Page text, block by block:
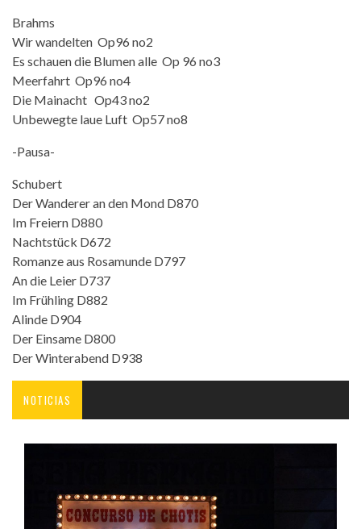
Brahms
Wir wandelten Op96 no2
Es schauen die Blumen alle Op 96 no3
Meerfahrt Op96 no4
Die Mainacht Op43 no2
Unbewegte laue Luft Op57 no8
-Pausa-
Schubert
Der Wanderer an den Mond D870
Im Freiern D880
Nachtstück D672
Romanze aus Rosamunde D797
An die Leier D737
Im Frühling D882
Alinde D904
Der Einsame D800
Der Winterabend D938
NOTICIAS